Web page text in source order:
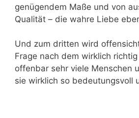
genügendem Maße und von
Qualität – die wahre Liebe
Und zum dritten wird
Frage nach dem wirklich
offenbar sehr viele Menschen
sie wirklich so bedeutungsvoll